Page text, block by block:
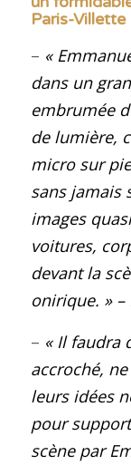
Paris-Villette
– «
dans un
embrumée
de lumière,
micro sur
sans jamais
images
voitures,
devant la
onirique. » –
– « Il faudra
accroché,
leurs idées
pour
scène par